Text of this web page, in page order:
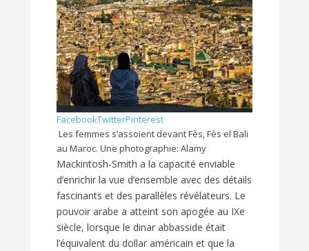
FacebookTwitterPinterest
Les femmes s’assoient devant Fès, Fès el Bali
au Maroc. Une photographie: Alamy
Mackintosh-Smith a la capacité enviable
d’enrichir la vue d’ensemble avec des détails
fascinants et des parallèles révélateurs. Le
pouvoir arabe a atteint son apogée au IXe
siècle, lorsque le dinar abbasside était
l’équivalent du dollar américain et que la